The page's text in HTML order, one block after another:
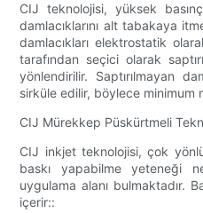
CIJ teknolojisi, yüksek
damlacıklarını alt tabakaya
damlacıkları elektrostatik
tarafından seçici olarak
yönlendirilir. Saptırılmayan
sirküle edilir, böylece minimum
CIJ Mürekkep Püskürtmeli
CIJ inkjet teknolojisi, çok
baskı yapabilme yeteneği
uygulama alanı bulmaktadır.
içerir::